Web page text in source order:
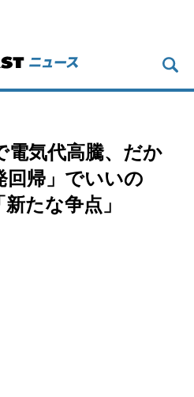
電気代高騰、だか
回帰」でいいの
たな争点」